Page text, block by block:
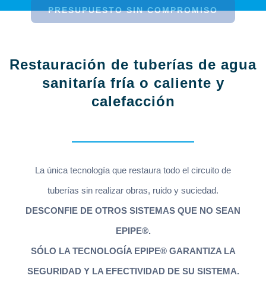
PRESUPUESTO SIN COMPROMISO
Restauración de tuberías de agua
sanitaría fría o caliente y
calefacción
La única tecnología que restaura todo el circuito de
tuberías sin realizar obras, ruido y suciedad.
DESCONFIE DE OTROS SISTEMAS QUE NO SEAN
EPIPE®.
SÓLO LA TECNOLOGÍA EPIPE® GARANTIZA LA
SEGURIDAD Y LA EFECTIVIDAD DE SU SISTEMA.